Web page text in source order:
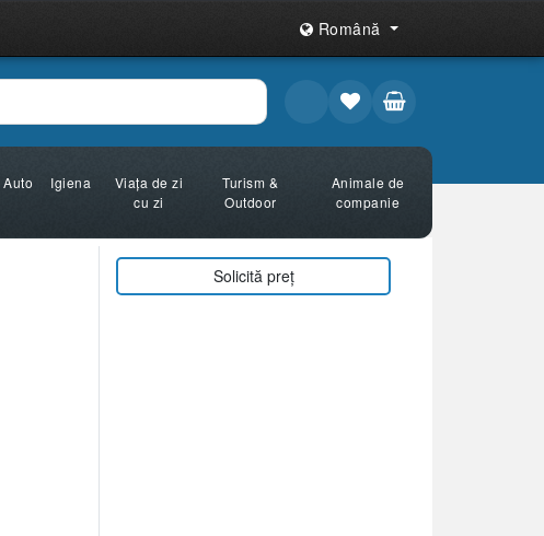
Română
Auto Igiena
Viața de zi
cu zi
Turism &
Outdoor
Animale de
companie
Solicită preț